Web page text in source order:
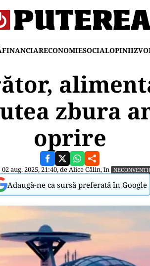
FINANCIARECONOMIESOCIALOPINII
zbura
oprire
aug. 2025, 21:40, deAlice Călin, în
Adaugă-ne ca sursă preferată în Google